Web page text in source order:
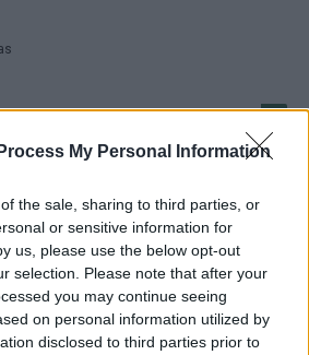
My Personal Information
the sale, sharing to third parties, or
or sensitive information for
us, please use the below opt-out
selection. Please note that after your
you may continue seeing
on personal information utilized by
disclosed to third parties prior to
– pagyros Lietuvos